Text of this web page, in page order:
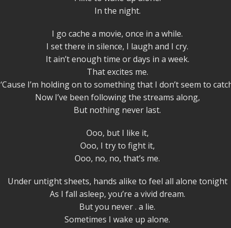
In the night.
I go cache a movie, once in a while.
I set there in silence, I laugh and I cry.
It ain’t enough time or days in a week.
That excites me.
‘Cause I’m holding on to something that I don’t seem to
Now I’ve been following the streams along,
But nothing never last.
Ooo, but I like it,
Ooo, I try to fight it,
Ooo, no, no, that’s me.
Under untight sheets, hands alike to feel all alone tonight
As I fall asleep, you’re a vivid dream.
But you never . a lie.
Sometimes I wake up alone.